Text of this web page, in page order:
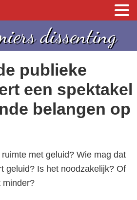
dissenting
publieke
een spektakel
belangen op
met geluid? Wie mag dat
geluid? Is het noodzakelijk? Of
minder?